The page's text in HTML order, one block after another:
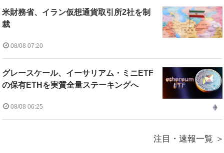
米財務省、イラン仮想通貨取引所2社を制
裁
08/08 07:20
グレースケール、イーサリアム・ミニETF
の保有ETHを実質全量ステーキングへ
08/08 06:25
注目・速報一覧